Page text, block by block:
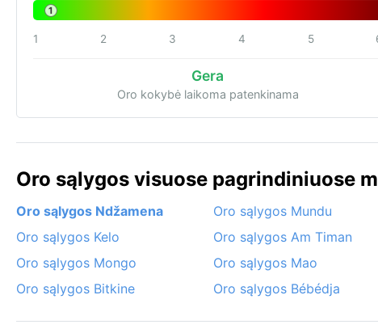
1
1 2 3 4 5
Gera
Oro kokybė laikoma patenkinama
Oro sąlygos visuose pagrindiniuose
Oro sąlygos Ndžamena Oro sąlygos Mundu
Oro sąlygos Kelo
Oro sąlygos Am Timan
Oro sąlygos Mongo
Oro sąlygos Mao
Oro sąlygos Bitkine
Oro sąlygos Bébédja